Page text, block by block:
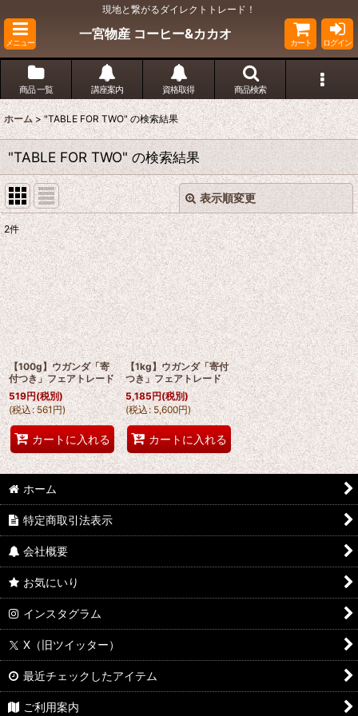
現地と繋がるダイレクトトレード！
メニュー
一宮物産 コーヒー&カカオ
カート ログイン
商品 一覧 講座案内 資格取得 商品検索
ホーム > "TABLE FOR TWO"の検索結果
"TABLE FOR TWO"の検索結果
表示順変更
商品検索 :
表示数:
並び順:
絞り込む
閉じる
2件
【100g】ウガンダ「寄
付つき」フェアトレード
519円(税別)
(税込: 561円)
カートに入れる
【1kg】ウガンダ「寄付
つき」フェアトレード
5,185円(税別)
(税込: 5,600円)
カートに入れる
ホーム
特定商取引法表示
会社概要
お気にいり
インスタグラム
X（旧ツイッター）
最近チェックしたアイテム
ご利用案内